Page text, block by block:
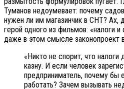
Туманов недоумевает: почему
нужен ли им магазинчик в СНТ? Ах,
герой одного из фильмов: «налоги
даже в этом смысле законопроект
«Никто не спорит, что налоги
казну. И если человек
предприниматель, почему бы
работать? Зачем вызывать